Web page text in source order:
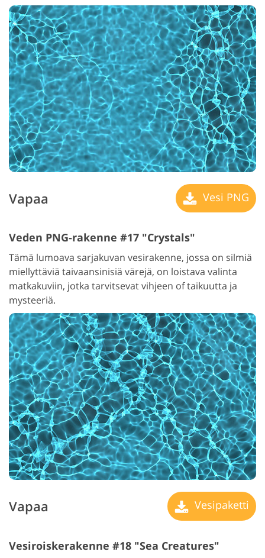
Vapaa Vesi PNG
Veden PNG-rakenne #17 "Crystals"
Tämä lumoava sarjakuvan vesirakenne, jossa on silmiä
miellyttäviä taivaansinisiä värejä, on loistava valinta
matkakuviin, jotka tarvitsevat vihjeen of taikuutta ja
mysteeriä.
Vapaa Vesipaketti
Vesiroiskerakenne #18 "Sea Creatures"